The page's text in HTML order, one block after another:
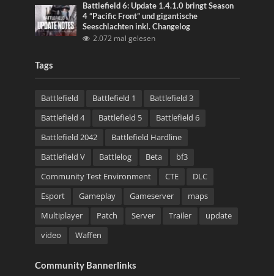
Battlefield 6: Update 1.4.1.0 bringt Season
4 “Pacific Front” und gigantische
Seeschlachten inkl. Changelog
2.072 mal gelesen
Tags
Battlefield Battlefield 1
Battlefield 3
Battlefield 4
Battlefield 5
Battlefield 6
Battlefield 2042
Battlefield Hardline
Battlefield V
Battlelog Beta
bf3
Community Test Environment
CTE
DLC
Esport
Gameplay Gameserver
maps
Multiplayer
Patch Server Trailer
update
video
Waffen
Community Bannerlinks